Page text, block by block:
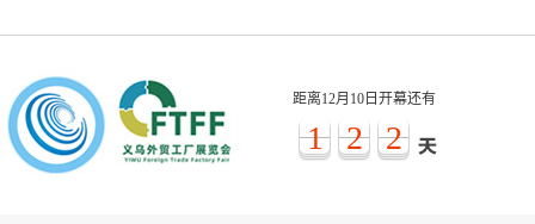
距离12月10日开幕还有
1 2 2